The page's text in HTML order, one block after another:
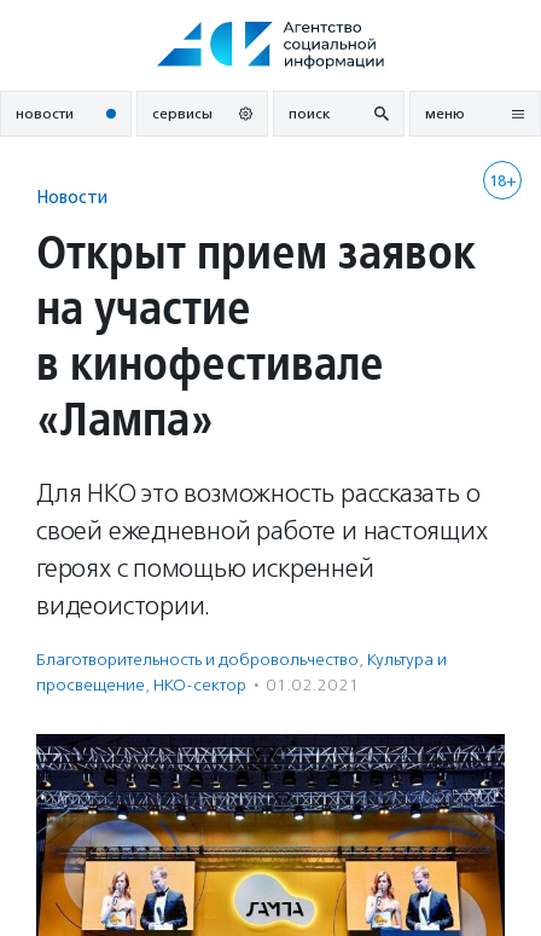
новости сервисы поиск меню
18+
Новости
Открыт прием заявок
на участие
в кинофестивале
«Лампа»
Для НКО это возможность рассказать о
своей ежедневной работе и настоящих
героях с помощью искренней
видеоистории.
Благотвори­тель­ность и доброволь­чест­во, Культура и
просвещение, НКО-сектор · 01.02.2021